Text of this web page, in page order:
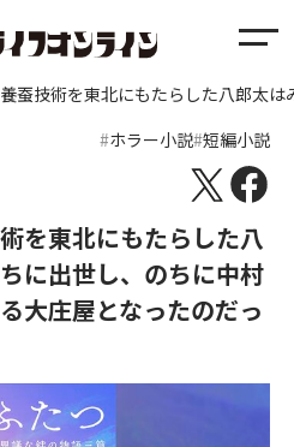
メ
ニ
ュ
ー
蚕技術を東北にもたらした八郎太
ホラー小説 短編小説
を東北にもたらした八
に出世し、のちに中村
大庄屋となったのだっ